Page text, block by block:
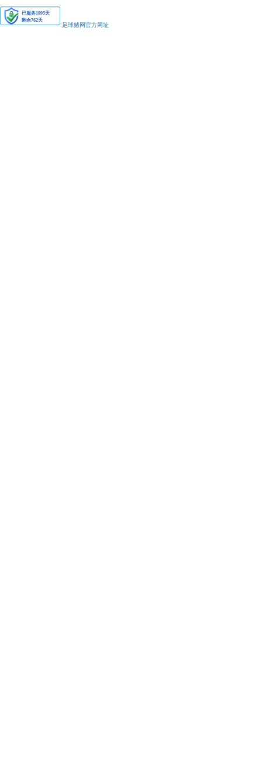
足球赌网官方网址